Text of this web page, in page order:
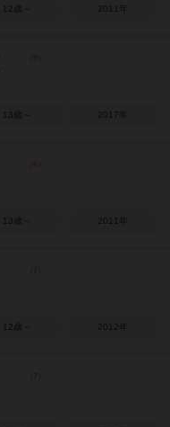
12歳～ 2011年
13歳～ 2017年
13歳～ 2011年
12歳～ 2012年